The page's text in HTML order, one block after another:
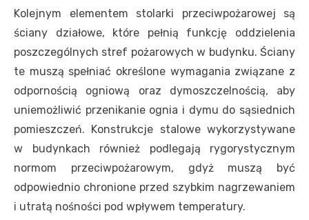
Kolejnym elementem stolarki przeciwpożarowej są
ściany działowe, które pełnią funkcję oddzielenia
poszczególnych stref pożarowych w budynku. Ściany
te muszą spełniać określone wymagania związane z
odpornością ogniową oraz dymoszczelnością, aby
uniemożliwić przenikanie ognia i dymu do sąsiednich
pomieszczeń. Konstrukcje stalowe wykorzystywane
w budynkach również podlegają rygorystycznym
normom przeciwpożarowym, gdyż muszą być
odpowiednio chronione przed szybkim nagrzewaniem
i utratą nośności pod wpływem temperatury.